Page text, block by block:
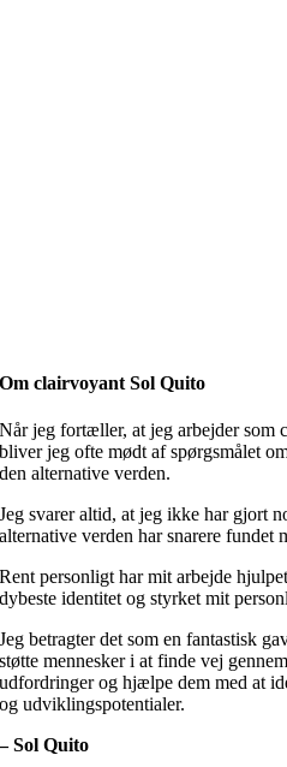
Om clairvoyant Sol Quito
Når jeg fortæller, at jeg arbejder som
bliver jeg ofte mødt af spørgsmålet
den alternative verden.
Jeg svarer altid, at jeg ikke har gjort
alternative verden har snarere fundet
Rent personligt har mit arbejde
dybeste identitet og styrket mit
Jeg betragter det som en fantastisk
støtte mennesker i at finde vej
udfordringer og hjælpe dem med at
og udviklingspotentialer.
– Sol Quito